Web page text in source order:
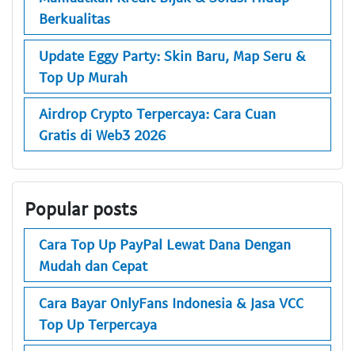
Berkualitas
Update Eggy Party: Skin Baru, Map Seru &
Top Up Murah
Airdrop Crypto Terpercaya: Cara Cuan
Gratis di Web3 2026
Popular posts
Cara Top Up PayPal Lewat Dana Dengan
Mudah dan Cepat
Cara Bayar OnlyFans Indonesia & Jasa VCC
Top Up Terpercaya